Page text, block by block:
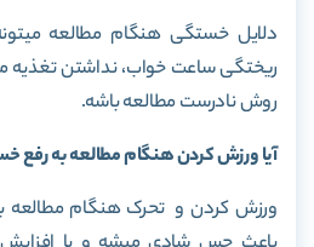
دلایل خستگی هنگام مطالعه
ریختگی ساعت خواب، نداشتن تغذیه
روش نادرست مطالعه باشه.
آیا ورزش کردن هنگام مطالعه به
ورزش کردن و تحرک هنگام مطالعه